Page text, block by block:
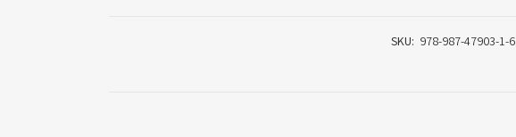
SKU: 978-987-47903-1-6